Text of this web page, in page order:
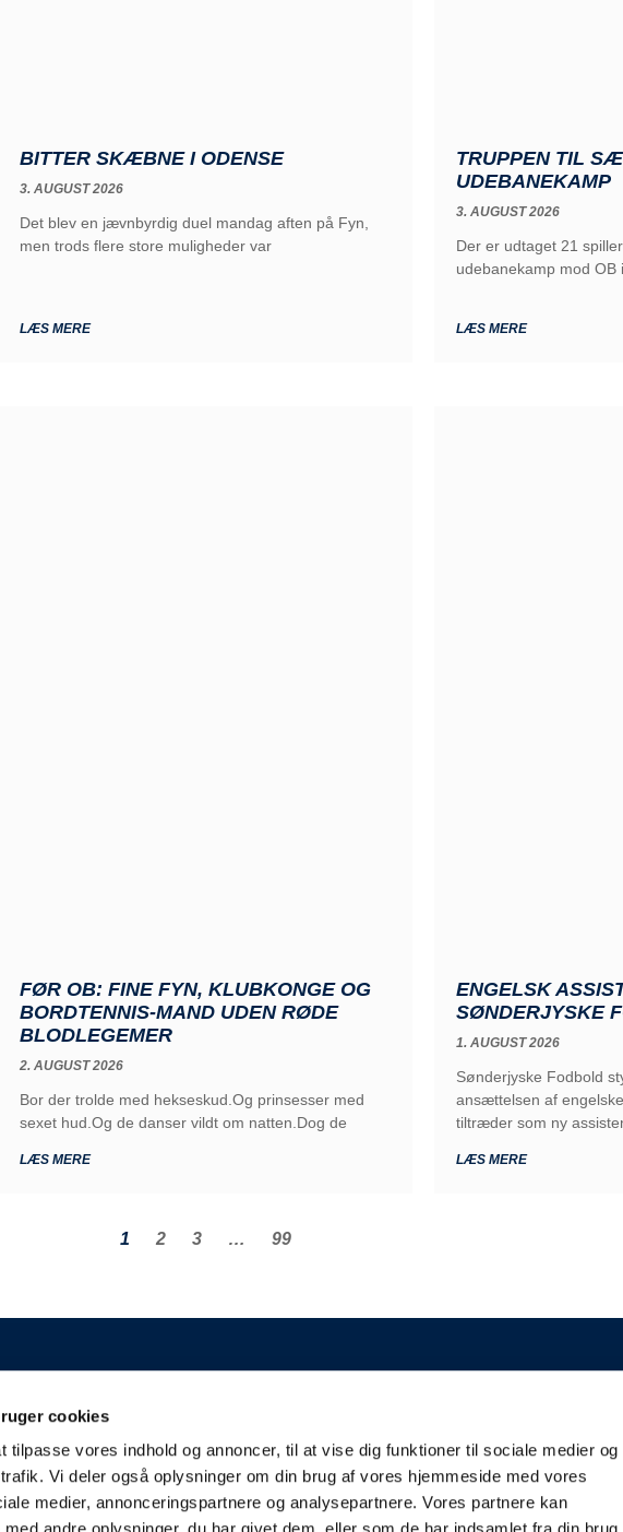
cookies
tilpasse vores indhold og annoncer, til at vise dig funktioner til sociale medier og
Vi deler også oplysninger om din brug af vores hjemmeside med vores
medier, annonceringspartnere og analysepartnere. Vores partnere kan
BITTER SKÆBNE I ODENSE
3. AUGUST 2026
Det blev en jævnbyrdig duel mandag aften på Fyn,
men trods flere store muligheder var
LÆS MERE
TRUPPEN TIL
UDEBANEKAMP
3. AUGUST 2026
Der er udtaget 21
udebanekamp mod OB
LÆS MERE
FØR OB: FINE FYN, KLUBKONGE OG
BORDTENNIS-MAND UDEN RØDE
BLODLEGEMER
2. AUGUST 2026
Bor der trolde med hekseskud.Og prinsesser med
sexet hud.Og de danser vildt om natten.Dog de
LÆS MERE
ENGELSK
SØNDERJYSKE
1. AUGUST 2026
Sønderjyske Fodbold
ansættelsen af
tiltræder som ny
LÆS MERE
1 2 3 … 99
Haderslev
Fakturering
Merchandise